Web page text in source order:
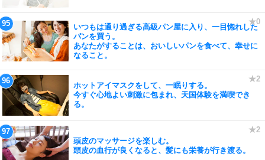
いつもは通り過ぎる高級パン屋に入り、一目惚れした
パンを買う。
あなたがすることは、おいしいパンを食べて、幸せに
なること。
ホットアイマスクをして、一眠りする。
今すぐ心地よい刺激に包まれ、天国体験を満喫でき
る。
頭皮のマッサージを楽しむ。
頭皮の血行が良くなると、髪にも栄養が行き渡る。